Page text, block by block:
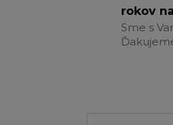
rokov
Sme s